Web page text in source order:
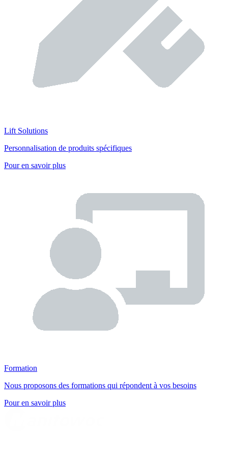
Lift Solutions
Personnalisation de produits spécifiques
Pour en savoir plus
Formation
Nous proposons des formations qui répondent à vos besoins
Pour en savoir plus